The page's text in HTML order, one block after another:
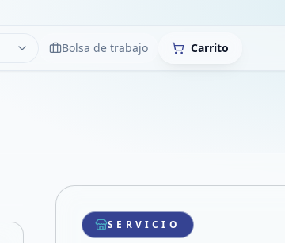
LimpiarBolsa de trabajo Carrito
Compartir producto
Compartir por WhatsApp
Compartir por mail
SERVICIO